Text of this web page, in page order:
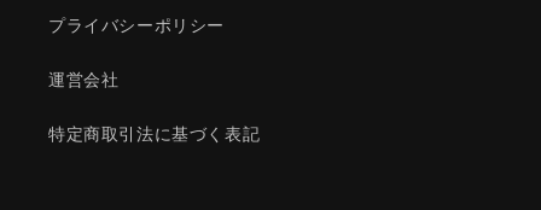
プライバシーポリシー
運営会社
特定商取引法に基づく表記